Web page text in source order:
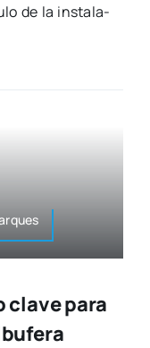
de la ins­ta­la­
clave para